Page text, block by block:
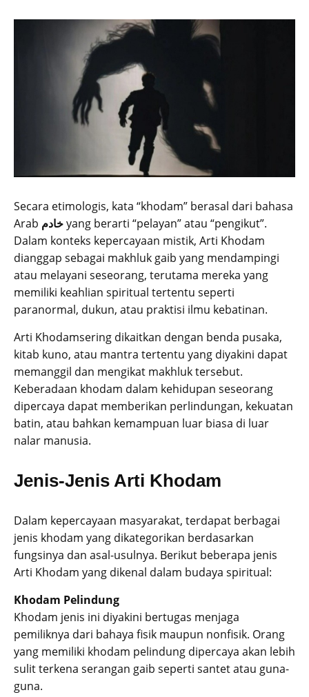
Secara etimologis, kata “khodam” berasal dari bahasa
Arab خادمyang berarti “pelayan” atau “pengikut”.
Dalam konteks kepercayaan mistik, Arti Khodam
dianggap sebagai makhluk gaib yang mendampingi
atau melayani seseorang, terutama mereka yang
memiliki keahlian spiritual tertentu seperti
paranormal, dukun, atau praktisi ilmu kebatinan.
Arti Khodamsering dikaitkan dengan benda pusaka,
kitab kuno, atau mantra tertentu yang diyakini dapat
memanggil dan mengikat makhluk tersebut.
Keberadaan khodam dalam kehidupan seseorang
dipercaya dapat memberikan perlindungan, kekuatan
batin, atau bahkan kemampuan luar biasa di luar
nalar manusia.
Jenis-Jenis Arti Khodam
Dalam kepercayaan masyarakat, terdapat berbagai
jenis khodam yang dikategorikan berdasarkan
fungsinya dan asal-usulnya. Berikut beberapa jenis
Arti Khodam yang dikenal dalam budaya spiritual:
Khodam Pelindung
Khodam jenis ini diyakini bertugas menjaga
pemiliknya dari bahaya fisik maupun nonfisik. Orang
yang memiliki khodam pelindung dipercaya akan lebih
sulit terkena serangan gaib seperti santet atau guna-
guna.